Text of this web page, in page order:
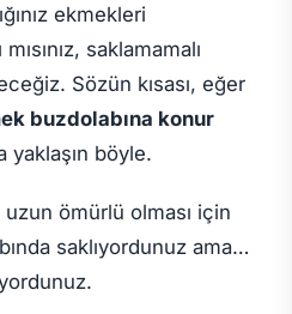
ekmekleri
saklamamalı
Sözün kısası, eğer
buzdolabına konur
yaklaşın böyle.
ömürlü olması için
saklıyordunuz ama…